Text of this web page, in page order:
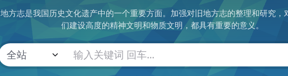
地方志是我国历史文化遗产中的一个重要方面。加强对旧地方志的整理和研究，
们建设高度的精神文明和物质文明，都具有重要的意义。